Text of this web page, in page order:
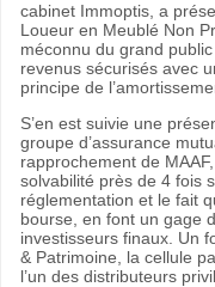
cabinet Immoptis, a
Loueur en Meublé Non
méconnu du grand
revenus sécurisés avec
principe de
S’en est suivie une
groupe d’assurance
rapprochement de
solvabilité près de 4 fois
réglementation et le fait
bourse, en font un gage
investisseurs finaux. Un
& Patrimoine, la cellule
l’un des distributeurs